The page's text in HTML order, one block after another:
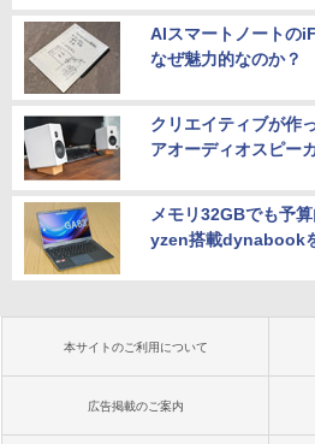
AIスマートノートの
なぜ魅力的なのか？
クリエイティブが作
アオーディオスピー
メモリ32GBでも予
yzen搭載dynabook
本サイトのご利用について
広告掲載のご案内